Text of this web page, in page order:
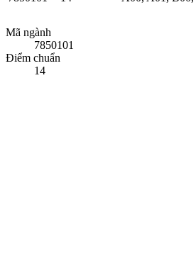
Mã ngành
7850101
Điểm chuẩn
14